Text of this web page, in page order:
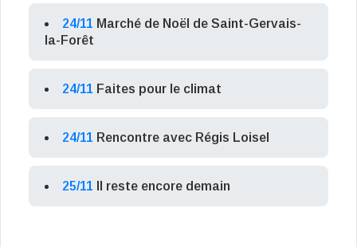
24/11 Marché de Noël de Saint-Gervais-
la-Forêt
24/11 Faites pour le climat
24/11 Rencontre avec Régis Loisel
25/11 Il reste encore demain